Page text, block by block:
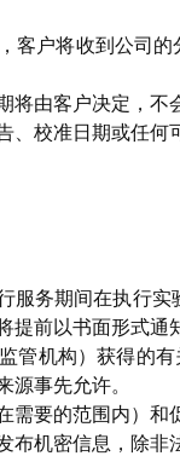
客户将收到公司
由客户决定，不
校准日期或任何
服务期间在执行
前以书面形式通
管机构）获得的
事先允许。
要的范围内）和
机密信息，除非